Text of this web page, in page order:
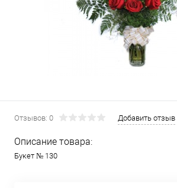
Отзывов: 0 Добавить отзыв
Описание товара:
Букет № 130